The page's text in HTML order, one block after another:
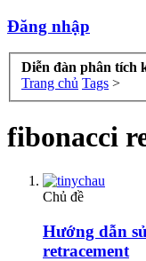
Đăng nhập
Diễn đàn phân tích
Trang chủ Tags >
fibonacci
Chủ đề
Hướng dẫn
retracement